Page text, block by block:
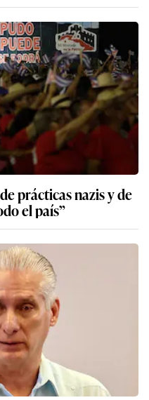
prácticas nazis y de
el país”